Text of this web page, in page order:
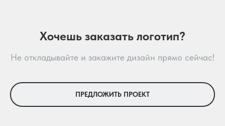
Хочешь заказать логотип?
Не откладывайте и закажите дизайн прямо сейчас!
ПРЕДЛОЖИТЬ ПРОЕКТ